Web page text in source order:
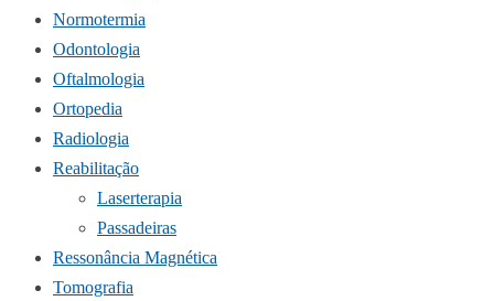
Normotermia
Odontologia
Oftalmologia
Ortopedia
Radiologia
Reabilitação
Laserterapia
Passadeiras
Ressonância Magnética
Tomografia